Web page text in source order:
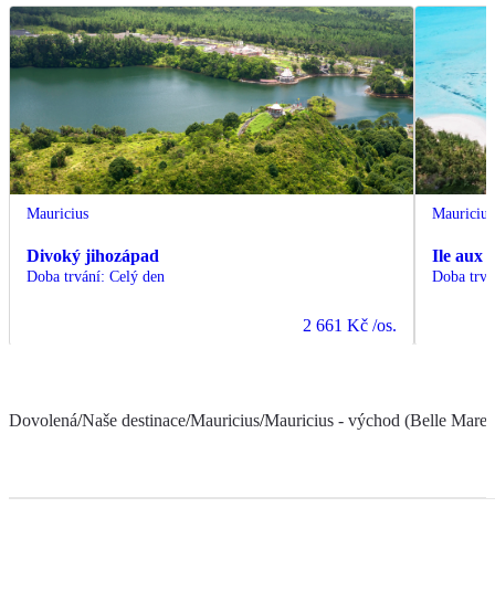
Mauricius
Divoký jihozápad
Doba trvání: Celý den
2 661 Kč /os.
Mauricius
Ile aux
Doba
Dovolená/Naše destinace/Mauricius/Mauricius - východ (Belle Mare